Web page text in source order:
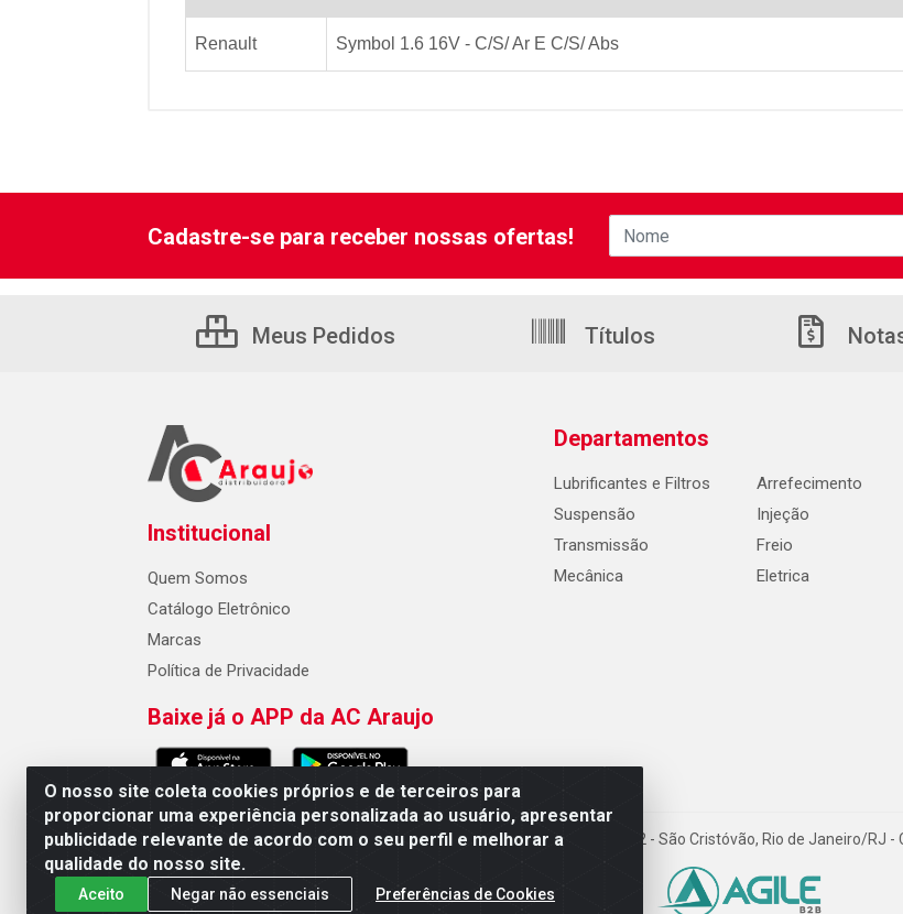
Renault Symbol 1.6 16V - C/S/ Ar E C/S/ Abs
O nosso site coleta cookies próprios e de terceiros para
proporcionar uma experiência personalizada ao usuário, apresentar
publicidade relevante de acordo com o seu perfil e melhorar a
qualidade do nosso site.
Aceito Negar não essenciais Preferências de Cookies
Cadastre-se para receber nossas ofertas!
Meus Pedidos Títulos
Institucional
Quem Somos
Catálogo Eletrônico
Marcas
Política de Privacidade
Baixe já o APP da AC Araujo
Departamentos
Lubrificantes e Filtros
Suspensão
Transmissão
Mecânica
Arrefecimento
Injeção
Freio
Eletrica
AC Araujo Distribuidora - Rua Carneiro de Campos, 42 - São Cristóvão, Rio de Janeiro/RJ